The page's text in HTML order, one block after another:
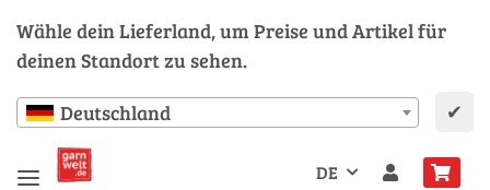
Wähle dein Lieferland, um Preise und Artikel für
deinen Standort zu sehen.
Deutschland ✔
DE